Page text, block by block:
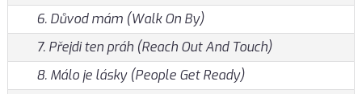
6. Důvod mám (Walk On By)
7. Přejdi ten práh (Reach Out And Touch)
8. Málo je lásky (People Get Ready)